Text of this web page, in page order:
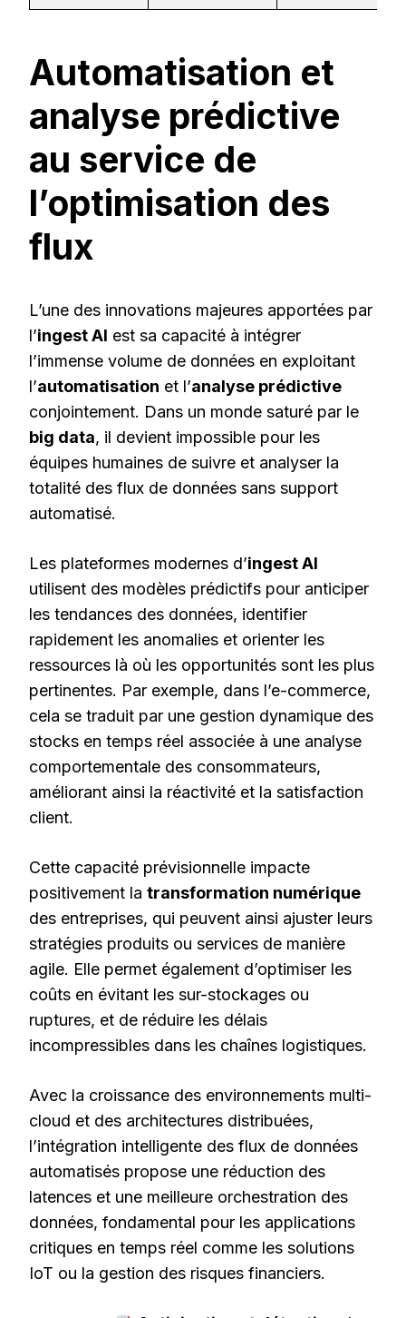
Automatisation et
analyse prédictive
au service de
l’optimisation des
flux
L’une des innovations majeures apportées par
l’ingest AI est sa capacité à intégrer
l’immense volume de données en exploitant
l’automatisation et l’analyse prédictive
conjointement. Dans un monde saturé par le
big data, il devient impossible pour les
équipes humaines de suivre et analyser la
totalité des flux de données sans support
automatisé.
Les plateformes modernes d’ingest AI
utilisent des modèles prédictifs pour anticiper
les tendances des données, identifier
rapidement les anomalies et orienter les
ressources là où les opportunités sont les plus
pertinentes. Par exemple, dans l’e-commerce,
cela se traduit par une gestion dynamique des
stocks en temps réel associée à une analyse
comportementale des consommateurs,
améliorant ainsi la réactivité et la satisfaction
client.
Cette capacité prévisionnelle impacte
positivement la transformation numérique
des entreprises, qui peuvent ainsi ajuster leurs
stratégies produits ou services de manière
agile. Elle permet également d’optimiser les
coûts en évitant les sur-stockages ou
ruptures, et de réduire les délais
incompressibles dans les chaînes logistiques.
Avec la croissance des environnements multi-
cloud et des architectures distribuées,
l’intégration intelligente des flux de données
automatisés propose une réduction des
latences et une meilleure orchestration des
données, fondamental pour les applications
critiques en temps réel comme les solutions
IoT ou la gestion des risques financiers.